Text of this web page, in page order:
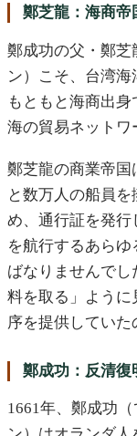
鄭芝龍：海商帝
鄭成功の父・鄭芝
ン）こそ、台湾
もともと海商出
海の貿易ネットワ
鄭芝龍の商業帝国
と数万人の船員
め、通行証を発
を航行するあら
ばなりませんで
料を取る」よう
序を提供していた
鄭成功：反清復
1661年、鄭成功